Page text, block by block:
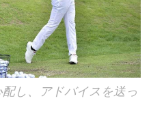
し、アドバイスを送っ